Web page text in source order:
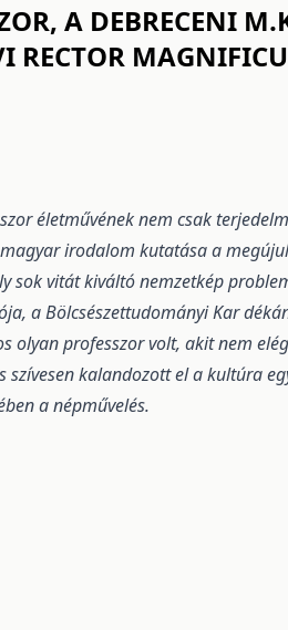
A DEBRECENI
RECTOR
életművének nem csak
irodalom kutatása a
sok vitát kiváltó nemzetkép
a Bölcsészettudományi Kar
olyan professzor volt, akit nem
szívesen kalandozott el a kultúra
a népművelés.